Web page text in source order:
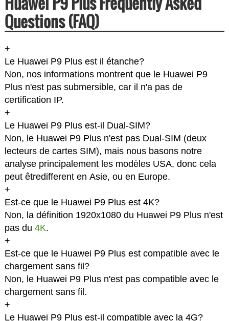
Questions (FAQ)
+
Le Huawei P9 Plus est il étanche?
Non, nos informations montrent que le Huawei P9
Plus n'est pas submersible, car il n'a pas de
certification IP.
+
Le Huawei P9 Plus est-il Dual-SIM?
Non, le Huawei P9 Plus n'est pas Dual-SIM (deux
lecteurs de cartes SIM), mais nous basons notre
analyse principalement les modèles USA, donc cela
peut êtredifferent en Asie, ou en Europe.
+
Est-ce que le Huawei P9 Plus est 4K?
Non, la définition 1920x1080 du Huawei P9 Plus n'est
pas du 4K.
+
Est-ce que le Huawei P9 Plus est compatible avec le
chargement sans fil?
Non, le Huawei P9 Plus n'est pas compatible avec le
chargement sans fil.
+
Le Huawei P9 Plus est-il compatible avec la 4G?